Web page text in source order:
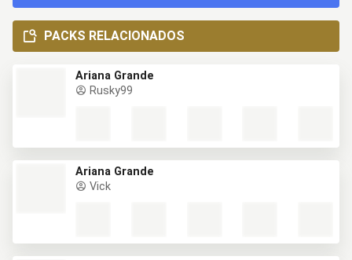
PACKS RELACIONADOS
Ariana Grande
Rusky99
Ariana Grande
Vick